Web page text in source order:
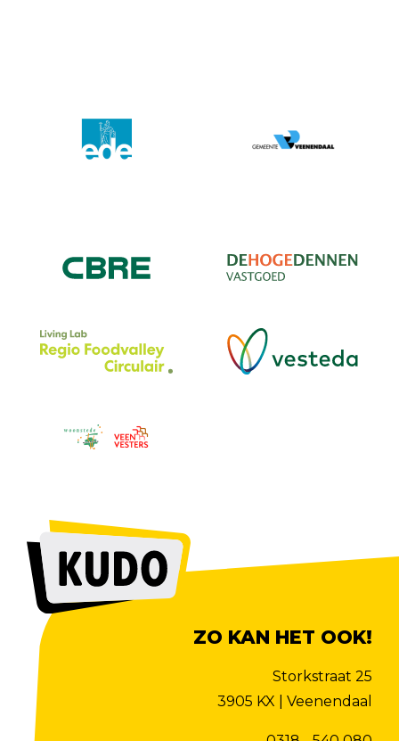
ZO KAN HET OOK!
Storkstraat 25
3905 KX | Veenendaal